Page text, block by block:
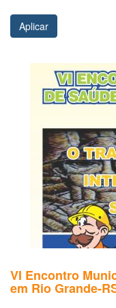
Aplicar
VI Encontro
em Rio Grande-